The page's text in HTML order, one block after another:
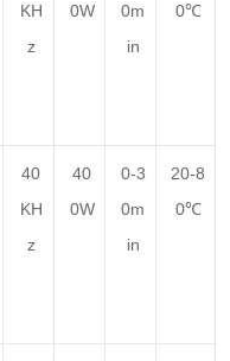
KH
z
0W
0m
in
0℃
40
KH
z
40
0W
0-3
0m
in
20-8
0℃